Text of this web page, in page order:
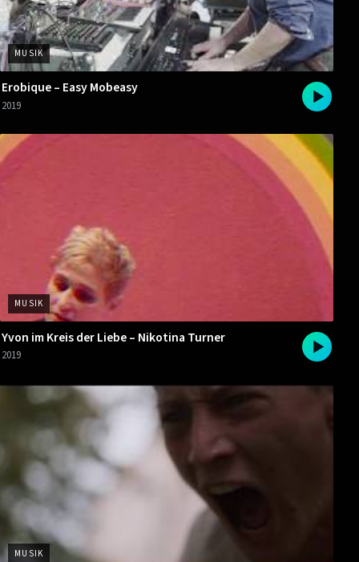
MUSIK
Erobique – Easy Mobeasy
2019
MUSIK
Yvon im Kreis der Liebe – Nikotina Turner
2019
MUSIK